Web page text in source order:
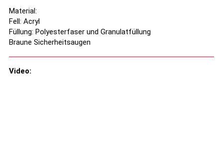
Material:
Fell: Acryl
Füllung: Polyesterfaser und Granulatfüllung
Braune Sicherheitsaugen
Video: